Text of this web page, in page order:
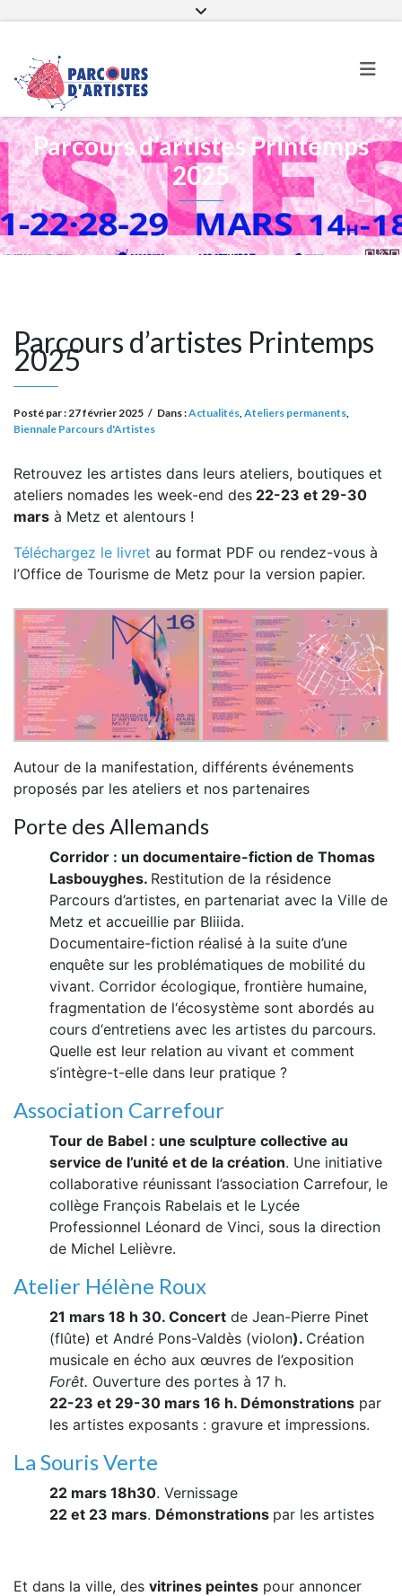
Page Facebook
Parcours d’artistes Printemps
2025
Parcours d’artistes Printemps
2025
Posté par :27 février 2025 / Dans :Actualités,Ateliers permanents,
Biennale Parcours d'Artistes
Retrouvez les artistes dans leurs ateliers, boutiques et
ateliers nomades les week-end des 22-23 et 29-30
mars à Metz et alentours !
Téléchargez le livret au format PDF ou rendez-vous à
l’Office de Tourisme de Metz pour la version papier.
Autour de la manifestation, différents événements
proposés par les ateliers et nos partenaires
Porte des Allemands
Corridor : un documentaire-fiction de Thomas
Lasbouyghes. Restitution de la résidence
Parcours d’artistes, en partenariat avec la Ville de
Metz et accueillie par Bliiida.
Documentaire-fiction réalisé à la suite d’une
enquête sur les problématiques de mobilité du
vivant. Corridor écologique, frontière humaine,
fragmentation de l‘écosystème sont abordés au
cours d‘entretiens avec les artistes du parcours.
Quelle est leur relation au vivant et comment
s’intègre-t-elle dans leur pratique ?
Association Carrefour
Tour de Babel : une sculpture collective au
service de l’unité et de la création. Une initiative
collaborative réunissant l’association Carrefour, le
collège François Rabelais et le Lycée
Professionnel Léonard de Vinci, sous la direction
de Michel Lelièvre.
Atelier Hélène Roux
21 mars 18 h 30. Concert de Jean-Pierre Pinet
(flûte) et André Pons-Valdès (violon). Création
musicale en écho aux œuvres de l’exposition
Forêt. Ouverture des portes à 17 h.
22-23 et 29-30 mars 16 h. Démonstrations par
les artistes exposants : gravure et impressions.
La Souris Verte
22 mars 18h30. Vernissage
22 et 23 mars. Démonstrations par les artistes
Et dans la ville, des vitrines peintes pour annoncer